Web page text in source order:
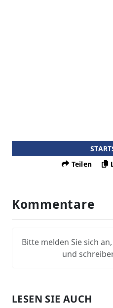
Teilen
Kommentare
Bitte melden Sie sich
und
LESEN SIE AUCH